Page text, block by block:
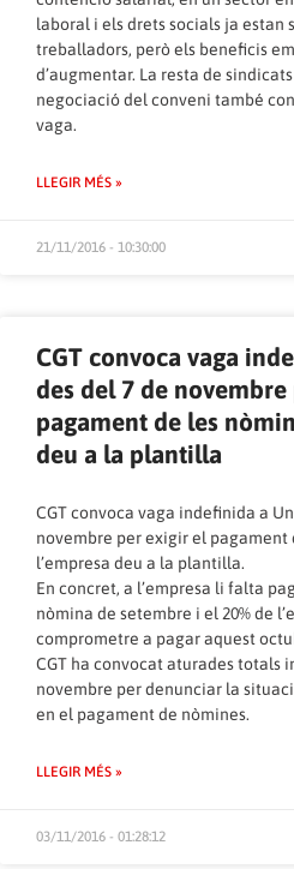
laboral i els drets socials ja estan
treballadors, però els beneficis
d’augmentar. La resta de
negociació del conveni també
vaga.
LLEGIR MÉS »
21/11/2016 - 10:30:00
CGT convoca vaga
des del 7 de
pagament de les
deu a la plantilla
CGT convoca vaga indefinida a
novembre per exigir el pagament
l’empresa deu a la plantilla.
En concret, a l’empresa li falta
nòmina de setembre i el 20% de
comprometre a pagar aquest
CGT ha convocat aturades totals
novembre per denunciar la
en el pagament de nòmines.
LLEGIR MÉS »
03/11/2016 - 01:28:12